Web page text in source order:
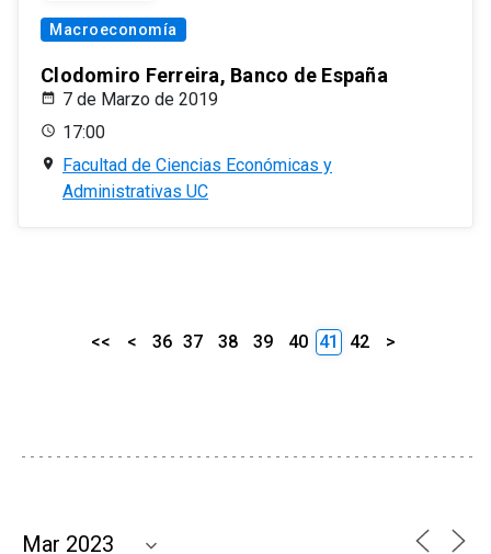
Macroeconomía
Clodomiro Ferreira, Banco de España
7 de Marzo de 2019
17:00
Facultad de Ciencias Económicas y
Administrativas UC
<< < 36 37 38 39 40 41 42 >